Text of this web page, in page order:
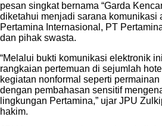
pesan singkat bernama “Garda
diketahui menjadi sarana komunikasi
Pertamina Internasional, PT
dan pihak swasta.
“Melalui bukti komunikasi elektronik
rangkaian pertemuan di sejumlah
kegiatan nonformal seperti
dengan pembahasan sensitif
lingkungan Pertamina,” ujar JPU
hakim.